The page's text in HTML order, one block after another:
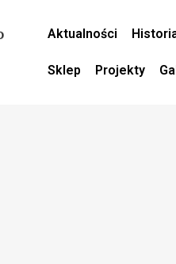
Aktualności
Sklep Projekty